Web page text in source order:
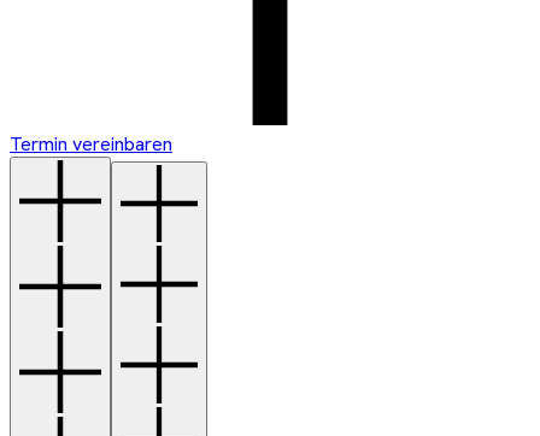
Termin vereinbaren